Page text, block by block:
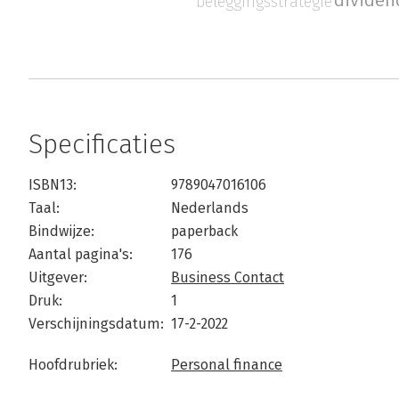
Specificaties
ISBN13:
9789047016106
Taal:
Nederlands
Bindwijze:
paperback
Aantal pagina's:
176
Uitgever:
Business Contact
Druk:
1
Verschijningsdatum: 17-2-2022
Hoofdrubriek: Personal finance